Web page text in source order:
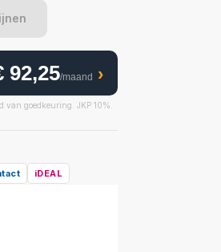
92,25/maand ›
van goedkeuring. JKP 10%.
iDEAL